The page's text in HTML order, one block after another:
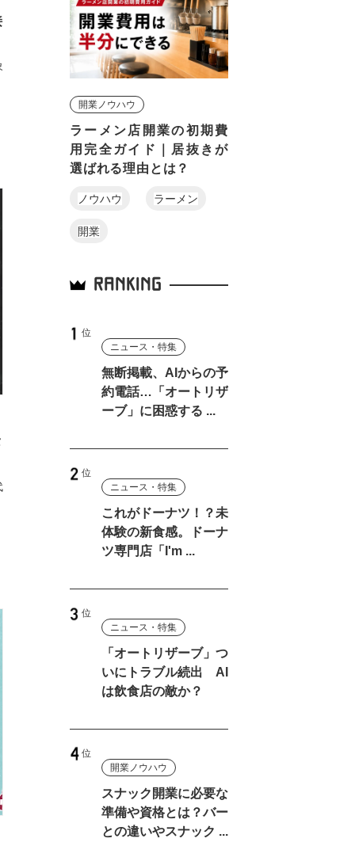
開業ノウハウ
ラーメン店開業の初期費
用完全ガイド｜居抜きが
選ばれる理由とは？
ノウハウ ラーメン
開業
RANKING
ニュース・特集
無断掲載、AIからの予
約電話…「オートリザ
ーブ」に困惑する ...
ニュース・特集
これがドーナツ！？未
体験の新食感。ドーナ
ツ専門店「I'm ...
ニュース・特集
「オートリザーブ」つ
いにトラブル続出 AI
は飲食店の敵か？
開業ノウハウ
スナック開業に必要な
準備や資格とは？バー
との違いやスナック ...